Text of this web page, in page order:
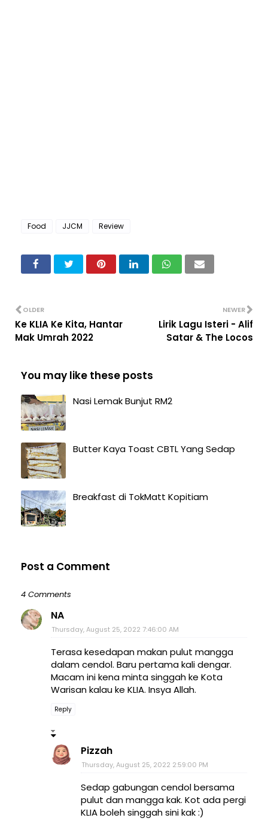
Food JJCM Review
NEWER
Lirik Lagu Isteri - Alif
Satar & The Locos
OLDER
Ke KLIA Ke Kita, Hantar
Mak Umrah 2022
You may like these posts
Nasi Lemak Bunjut RM2
Butter Kaya Toast CBTL Yang Sedap
Breakfast di TokMatt Kopitiam
Post a Comment
4 Comments
NA
Thursday, August 25, 2022 7:46:00 AM
Terasa kesedapan makan pulut mangga
dalam cendol. Baru pertama kali dengar.
Macam ini kena minta singgah ke Kota
Warisan kalau ke KLIA. Insya Allah.
Reply
Pizzah
Thursday, August 25, 2022 2:59:00 PM
Sedap gabungan cendol bersama
pulut dan mangga kak. Kot ada pergi
KLIA boleh singgah sini kak :)